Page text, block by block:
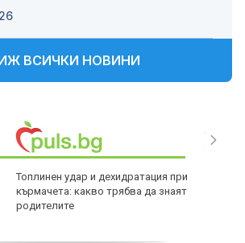
ВСИЧКИ НОВИНИ
Топлинен удар и дехидратация при
кърмачета: какво трябва да знаят
родителите